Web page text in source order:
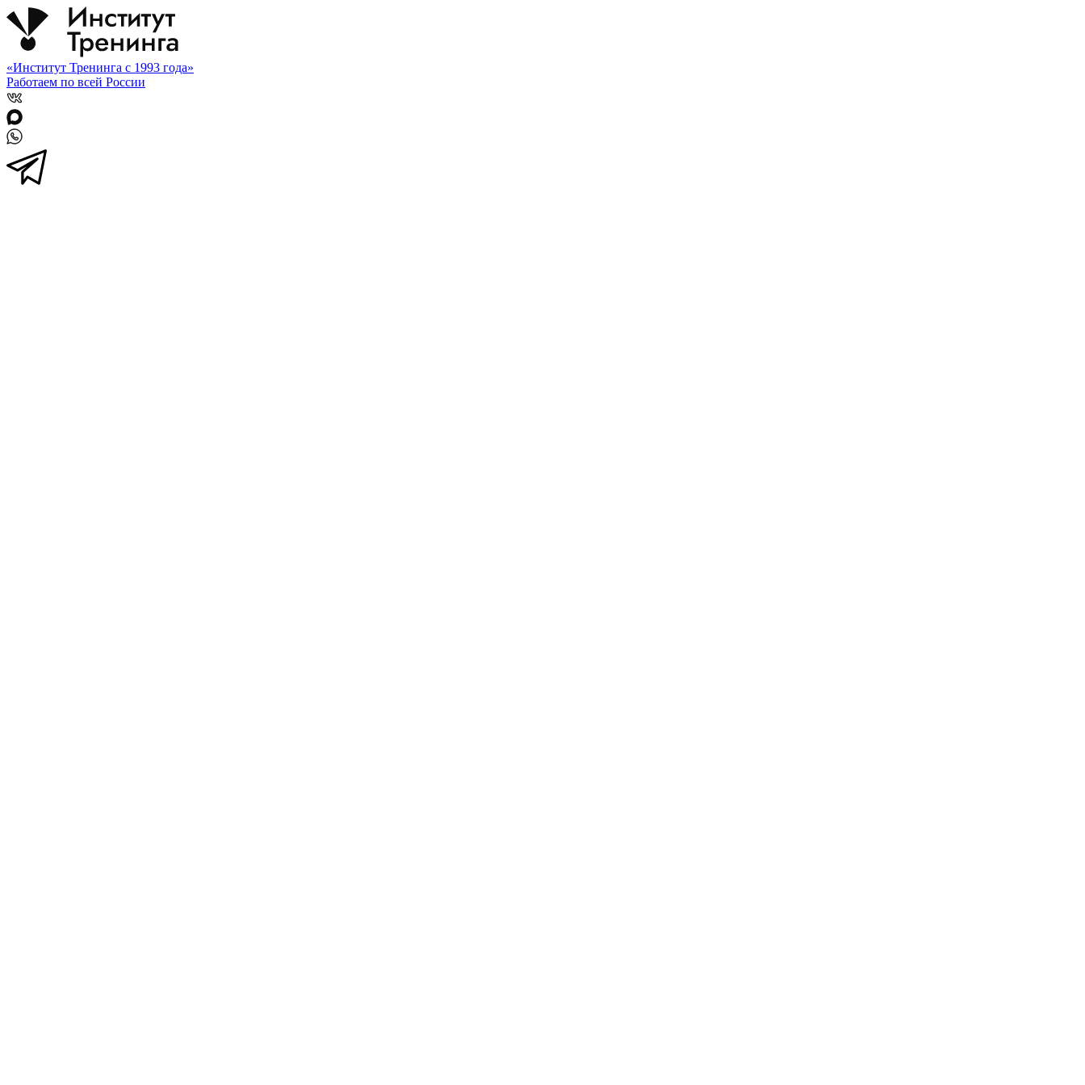
«Институт Тренинга с 1993 года»
Работаем по всей России